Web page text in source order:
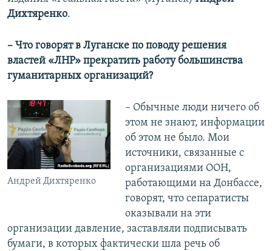
Дихтяренко.
– Что говорят в Луганске по поводу решения
властей «ЛНР» прекратить работу большинства
гуманитарных организаций?
Андрей Дихтяренко
– Обычные люди ничего об
этом не знают, информации
об этом не было. Мои
источники, связанные с
организациями ООН,
работающими на Донбассе,
говорят, что сепаратисты
оказывали на эти
организации давление, заставляли подписывать
бумаги, в которых фактически шла речь об